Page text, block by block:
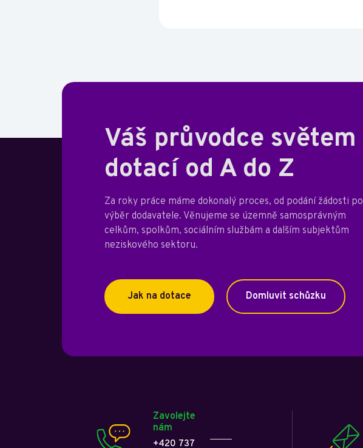
Váš průvodce světem
dotací od A do Z
Za roky práce máme dokonalý proces, od podání žádosti po
výběr dodavatele. Věnujeme se územně samosprávným
celkům, spolkům, sociálním službám a dalším subjektům
neziskového sektoru.
Jak na dotace Domluvit schůzku
Zavolejte
nám
+420 737